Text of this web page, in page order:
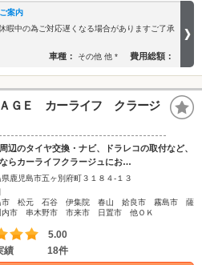
案内
暇中の為ご対応遅くなる場合がありますご了承
車種： その他 他 * 費用総額：
ＧＥ カーライフ クラージ
辺のタイヤ交換・ナビ、ドラレコの取付など、
らカーライフクラージュにお…
県鹿児島市五ヶ別府町３１８４‐１３
市 松元 石谷 伊集院 春山 姶良市 霧島市 薩
市 串木野市 市来市 日置市 他ＯＫ
5.00
績
18件